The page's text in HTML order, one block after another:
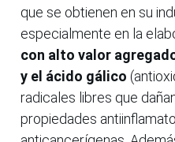
que se obtienen en su
especialmente en la
con alto valor
y el ácido gálico
radicales libres que
propiedades